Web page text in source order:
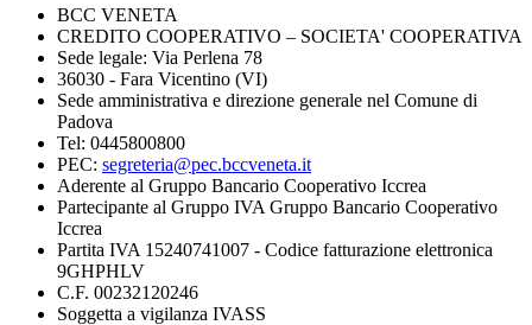
BCC VENETA
CREDITO COOPERATIVO – SOCIETA' COOPERATIVA
Sede legale: Via Perlena 78
36030 - Fara Vicentino (VI)
Sede amministrativa e direzione generale nel Comune di
Padova
Tel: 0445800800
PEC: segreteria@pec.bccveneta.it
Aderente al Gruppo Bancario Cooperativo Iccrea
Partecipante al Gruppo IVA Gruppo Bancario Cooperativo
Iccrea
Partita IVA 15240741007 - Codice fatturazione elettronica
9GHPHLV
C.F. 00232120246
Soggetta a vigilanza IVASS